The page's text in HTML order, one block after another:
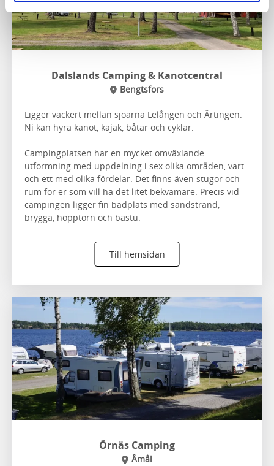
Dalslands Camping & Kanotcentral
Bengtsfors
Ligger vackert mellan sjöarna Lelången och Ärtingen.
Ni kan hyra kanot, kajak, båtar och cyklar.
Campingplatsen har en mycket omväxlande
utformning med uppdelning i sex olika områden, vart
och ett med olika fördelar. Det finns även stugor och
rum för er som vill ha det litet bekvämare. Precis vid
campingen ligger fin badplats med sandstrand,
brygga, hopptorn och bastu.
Till hemsidan
Örnäs Camping
Åmål